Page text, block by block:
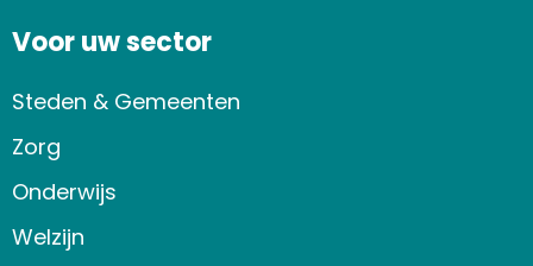
Voor uw sector
Steden & Gemeenten
Zorg
Onderwijs
Welzijn